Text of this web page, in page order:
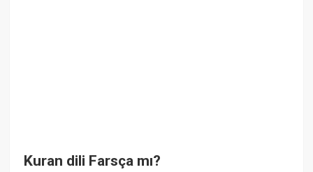
Kuran dili Farsça mı?